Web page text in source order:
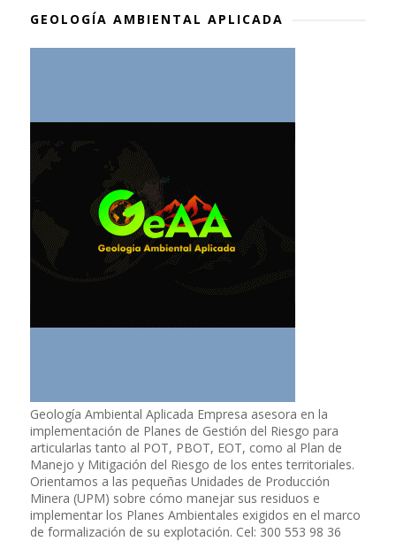
GEOLOGÍA AMBIENTAL APLICADA
Geología Ambiental Aplicada Empresa asesora en la
implementación de Planes de Gestión del Riesgo para
articularlas tanto al POT, PBOT, EOT, como al Plan de
Manejo y Mitigación del Riesgo de los entes territoriales.
Orientamos a las pequeñas Unidades de Producción
Minera (UPM) sobre cómo manejar sus residuos e
implementar los Planes Ambientales exigidos en el marco
de formalización de su explotación. Cel: 300 553 98 36